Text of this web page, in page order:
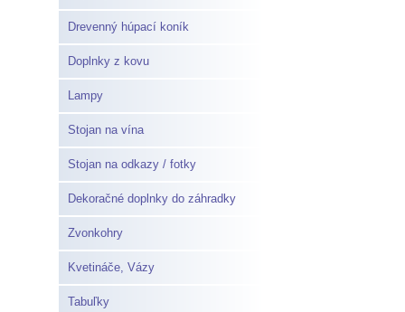
Drevenný húpací koník
Doplnky z kovu
Lampy
Stojan na vína
Stojan na odkazy / fotky
Dekoračné doplnky do záhradky
Zvonkohry
Kvetináče, Vázy
Tabuľky